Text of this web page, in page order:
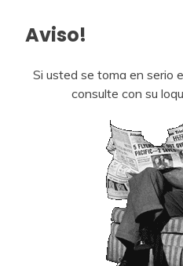
Aviso!
Si usted se toma en serio
consulte con su